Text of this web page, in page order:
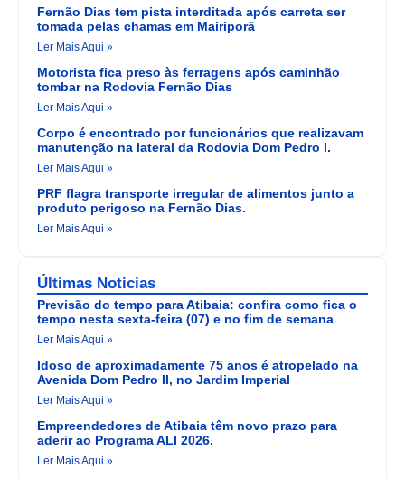
Fernão Dias tem pista interditada após carreta ser
tomada pelas chamas em Mairiporã
Ler Mais Aqui »
Motorista fica preso às ferragens após caminhão
tombar na Rodovia Fernão Dias
Ler Mais Aqui »
Corpo é encontrado por funcionários que realizavam
manutenção na lateral da Rodovia Dom Pedro I.
Ler Mais Aqui »
PRF flagra transporte irregular de alimentos junto a
produto perigoso na Fernão Dias.
Ler Mais Aqui »
Últimas Noticias
Previsão do tempo para Atibaia: confira como fica o
tempo nesta sexta-feira (07) e no fim de semana
Ler Mais Aqui »
Idoso de aproximadamente 75 anos é atropelado na
Avenida Dom Pedro II, no Jardim Imperial
Ler Mais Aqui »
Empreendedores de Atibaia têm novo prazo para
aderir ao Programa ALI 2026.
Ler Mais Aqui »